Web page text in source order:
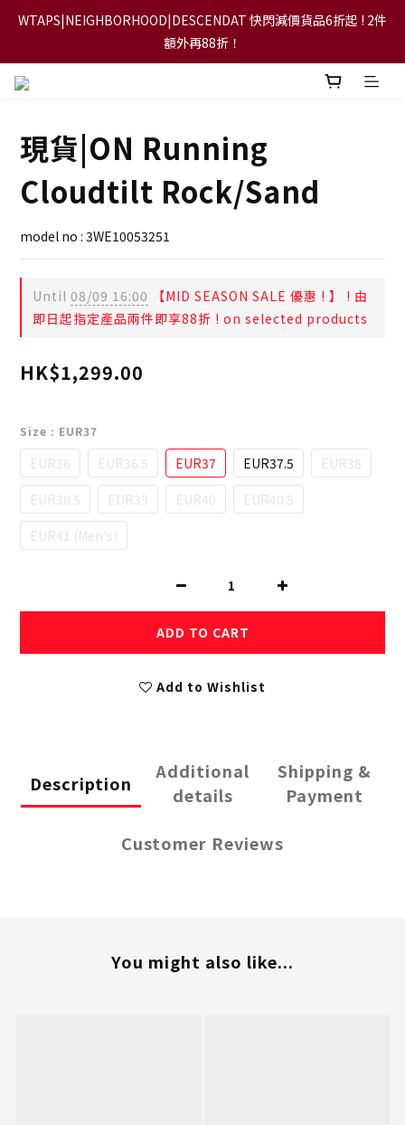
【FLASH SALE 兩件指定現貨產品即享88折】
WTAPS|NEIGHBORHOOD|DESCENDAT 快閃減價貨品6折起 ! 2件
額外再88折！
【立即加入會員，每次消費將可獲禮金回贈下一次使用！】
【FLASH SALE 兩件指定現貨產品即享88折】
現貨|ON Running
Cloudtilt Rock/Sand
model no : 3WE10053251
Until 08/09 16:00 【MID SEASON SALE 優惠 ! 】 ! 由
即日起指定產品兩件即享88折 ! on selected products
HK$1,299.00
Size : EUR37
EUR36 EUR36.5 EUR37 EUR37.5
EUR38
EUR38.5
EUR39 EUR40
EUR40.5
EUR41 (Men's)
ADD TO CART
Add to Wishlist
Description
Additional
details
Shipping &
Payment
Customer Reviews
You might also like...